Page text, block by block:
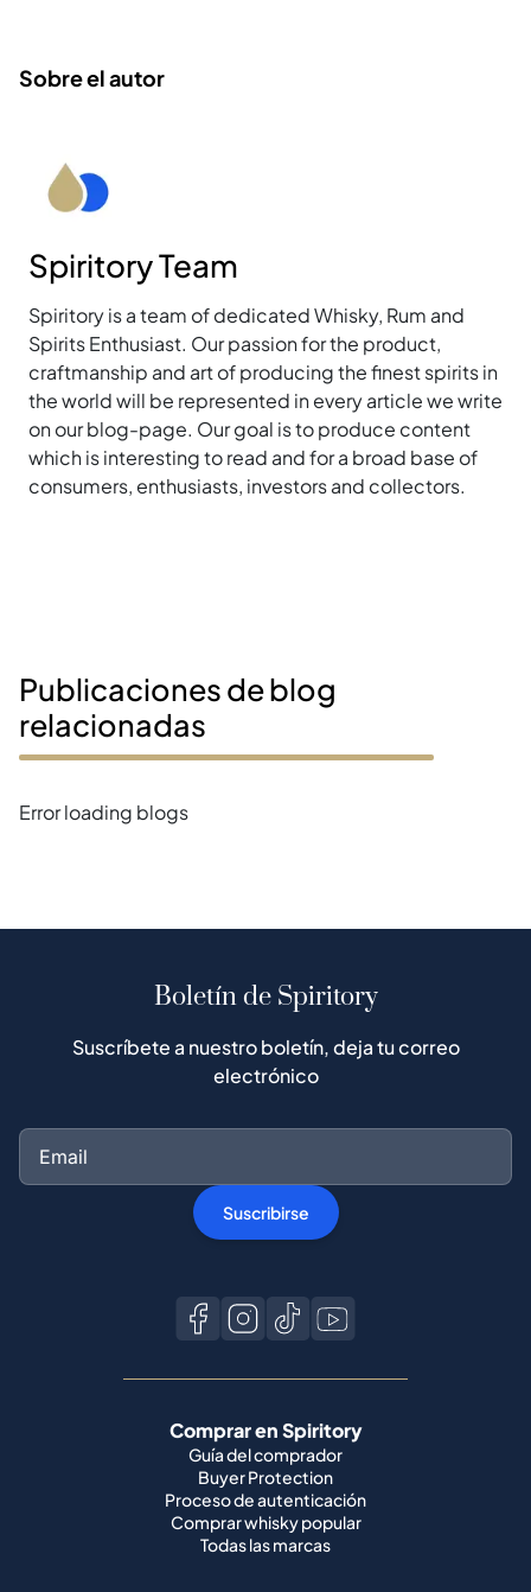
Sobre el autor
Spiritory Team
Spiritory is a team of dedicated Whisky, Rum and
Spirits Enthusiast. Our passion for the product,
craftmanship and art of producing the finest spirits in
the world will be represented in every article we write
on our blog-page. Our goal is to produce content
which is interesting to read and for a broad base of
consumers, enthusiasts, investors and collectors.
Publicaciones de blog
relacionadas
Error loading blogs
Boletín de Spiritory
Suscríbete a nuestro boletín, deja tu correo
electrónico
Suscribirse
Comprar en Spiritory
Guía del comprador
Buyer Protection
Proceso de autenticación
Comprar whisky popular
Todas las marcas